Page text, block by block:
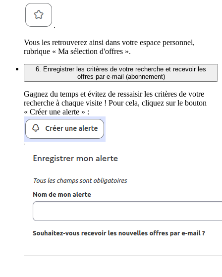
.
Vous les retrouverez ainsi dans votre espace personnel,
rubrique « Ma sélection d'offres ».
6. Enregistrer les critères de votre recherche et recevoir les
offres par e-mail (abonnement)
Gagnez du temps et évitez de ressaisir les critères de votre
recherche à chaque visite ! Pour cela, cliquez sur le bouton
« Créer une alerte » :